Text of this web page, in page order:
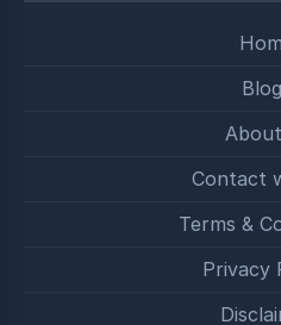
Contact
Terms &
Privacy